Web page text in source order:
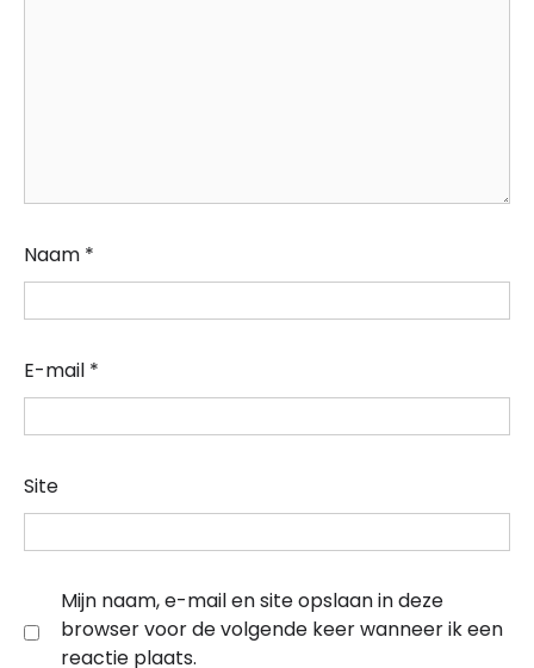
Naam *
E-mail *
Site
Mijn naam, e-mail en site opslaan in deze
browser voor de volgende keer wanneer ik een
reactie plaats.